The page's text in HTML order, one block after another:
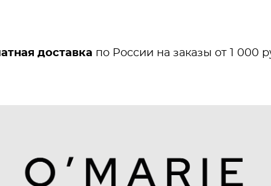
доставка по России на заказы от 1 000